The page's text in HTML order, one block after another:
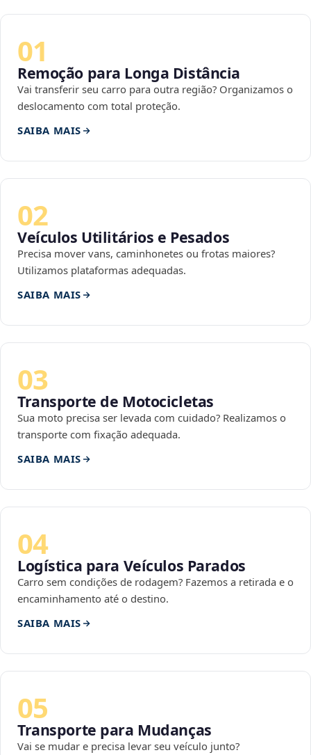
01
Remoção para Longa Distância
Vai transferir seu carro para outra região? Organizamos o
deslocamento com total proteção.
SAIBA MAIS
02
Veículos Utilitários e Pesados
Precisa mover vans, caminhonetes ou frotas maiores?
Utilizamos plataformas adequadas.
SAIBA MAIS
03
Transporte de Motocicletas
Sua moto precisa ser levada com cuidado? Realizamos o
transporte com fixação adequada.
SAIBA MAIS
04
Logística para Veículos Parados
Carro sem condições de rodagem? Fazemos a retirada e o
encaminhamento até o destino.
SAIBA MAIS
05
Transporte para Mudanças
Vai se mudar e precisa levar seu veículo junto?